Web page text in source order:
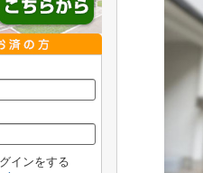
インをする